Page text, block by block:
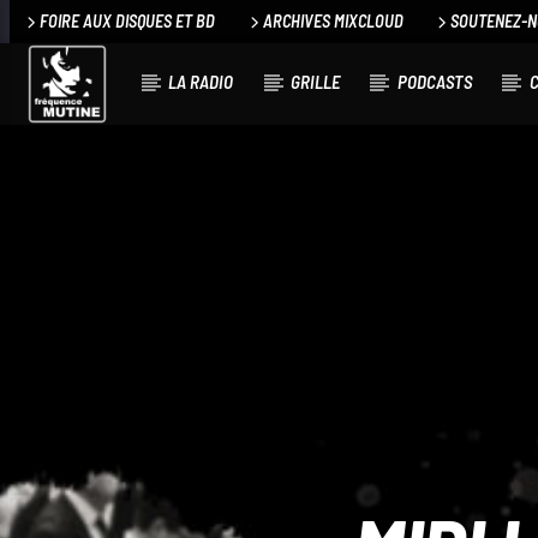
FOIRE AUX DISQUES ET BD ARCHIVES MIXCLOUD SOUTENEZ-
LA RADIO GRILLE PODCASTS